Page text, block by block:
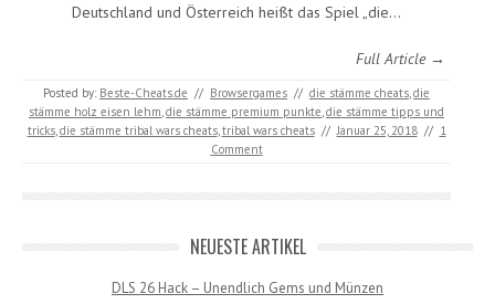
Deutschland und Österreich heißt das Spiel „die…
Full Article →
Posted by: Beste-Cheats.de // Browsergames // die stämme cheats die
stämme holz eisen lehm die stämme premium punkte die stämme tipps und
tricks, die stämme tribal wars cheats, tribal wars cheats // Januar 25, 2018 // 1
Comment
NEUESTE ARTIKEL
DLS 26 Hack – Unendlich Gems und Münzen